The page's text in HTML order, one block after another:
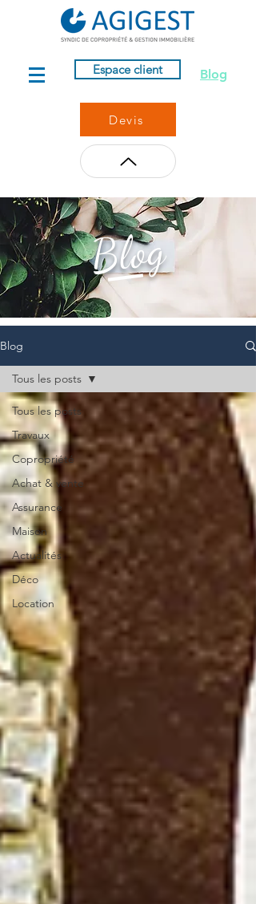
Espace client Blog
Devis
Blog
Blog
Tous les posts
Travaux
Copropriété
Achat & vente
Assurance
Maison
Actualités
Déco
Location
Tous les posts